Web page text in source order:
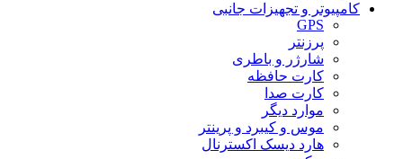
کامپیوتر و تجهیزات جانبی
GPS
پرزنتر
شارژر و باطری
کارت حافظه
کارت صدا
موارد دیگر
موس و کیبرد و پرینتر
هارد دیسک اکسترنال